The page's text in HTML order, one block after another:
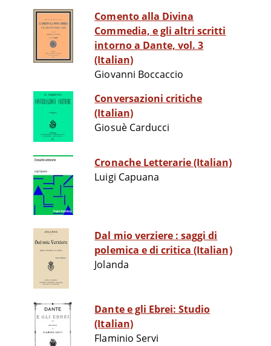
Comento alla Divina
Commedia, e gli altri scritti
intorno a Dante, vol. 3
(Italian)
Giovanni Boccaccio
Conversazioni critiche
(Italian)
Giosuè Carducci
Cronache Letterarie (Italian)
Luigi Capuana
Dal mio verziere : saggi di
polemica e di critica (Italian)
Jolanda
Dante e gli Ebrei: Studio
(Italian)
Flaminio Servi